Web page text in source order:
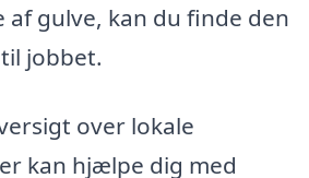
af gulve, kan du finde den
jobbet.
over lokale
kan hjælpe dig med